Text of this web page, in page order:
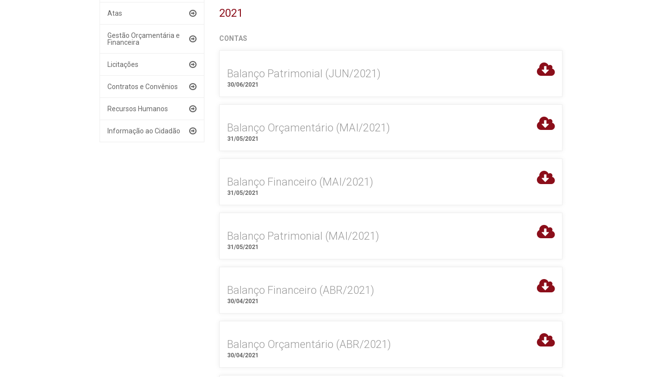
Atas
Gestão Orçamentária e
Financeira
Licitações
Contratos e Convênios
Recursos Humanos
Informação ao Cidadão
2021
CONTAS
Balanço Patrimonial (JUN/2021)
30/06/2021
Balanço Orçamentário (MAI/2021)
31/05/2021
Balanço Financeiro (MAI/2021)
31/05/2021
Balanço Patrimonial (MAI/2021)
31/05/2021
Balanço Financeiro (ABR/2021)
30/04/2021
Balanço Orçamentário (ABR/2021)
30/04/2021